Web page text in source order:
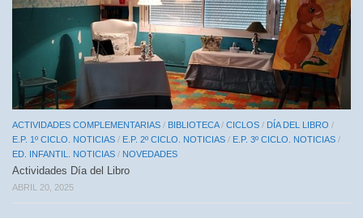
ACTIVIDADES COMPLEMENTARIAS / BIBLIOTECA/ CICLOS / DÍA DEL LIBRO /
E.P. 1º CICLO. NOTICIAS / E.P. 2º CICLO. NOTICIAS / E.P. 3º CICLO. NOTICIAS /
ED. INFANTIL. NOTICIAS / NOVEDADES
Actividades Día del Libro
ABRIL 20, 2025